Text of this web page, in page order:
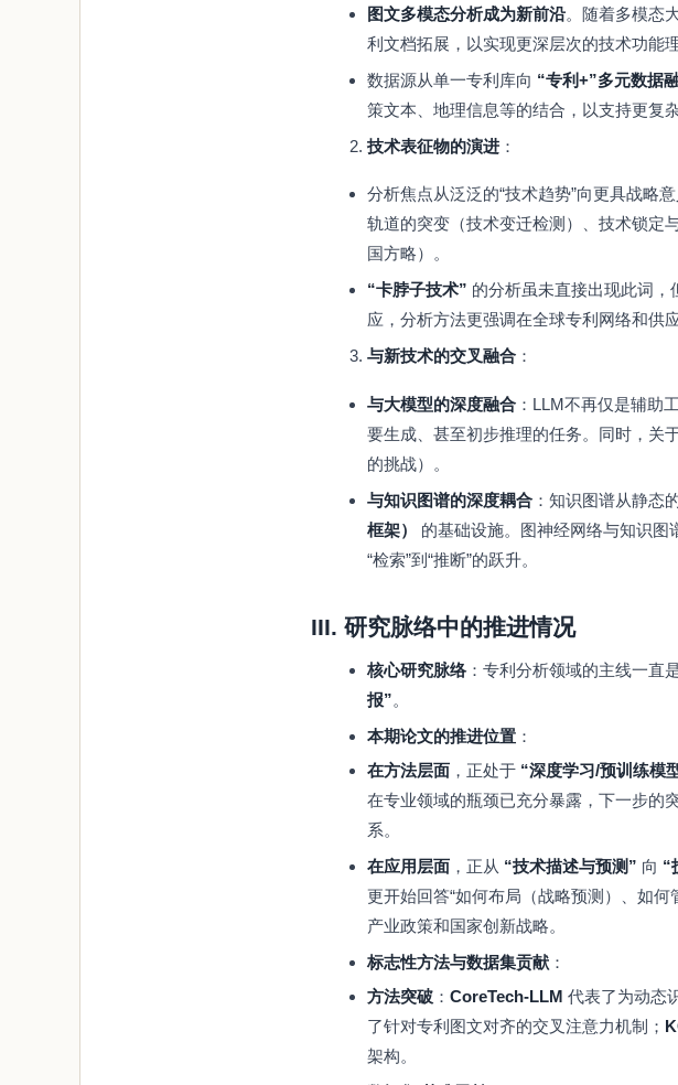
图文多模态分析成为新前沿。随着多模态
利文档拓展，以实现更深层次的技术功能理
数据源从单一专利库向 “专利+”多元数据
策文本、地理信息等的结合，以支持更复
技术表征物的演进 ：
分析焦点从泛泛的“技术趋势”向更具战略
轨道的突变（技术变迁检测）、技术锁定
国方略）。
“卡脖子技术” 的分析虽未直接出现此词
应，分析方法更强调在全球专利网络和供
与新技术的交叉融合 ：
与大模型的深度融合 ：LLM不再仅是辅助
要生成、甚至初步推理的任务。同时，关
的挑战）。
与知识图谱的深度耦合 ：知识图谱从静态
框架）
的基础设施。图神经网络与知识图
“检索”到“推断”的跃升。
III. 研究脉络中的推进情况
核心研究脉络：专利分析领域的主线一直
报”。
本期论文的推进位置 ：
在方法层面 ，正处于 “深度学习/预训练模
在专业领域的瓶颈已充分暴露，下一步的
系。
在应用层面 ，正从 “技术描述与预测” 向 “
更开始回答“如何布局（战略预测）、如何
产业政策和国家创新战略。
标志性方法与数据集贡献 ：
方法突破 ： CoreTech-LLM 代表了为动态
了针对专利图文对齐的交叉注意力机制；
架构。